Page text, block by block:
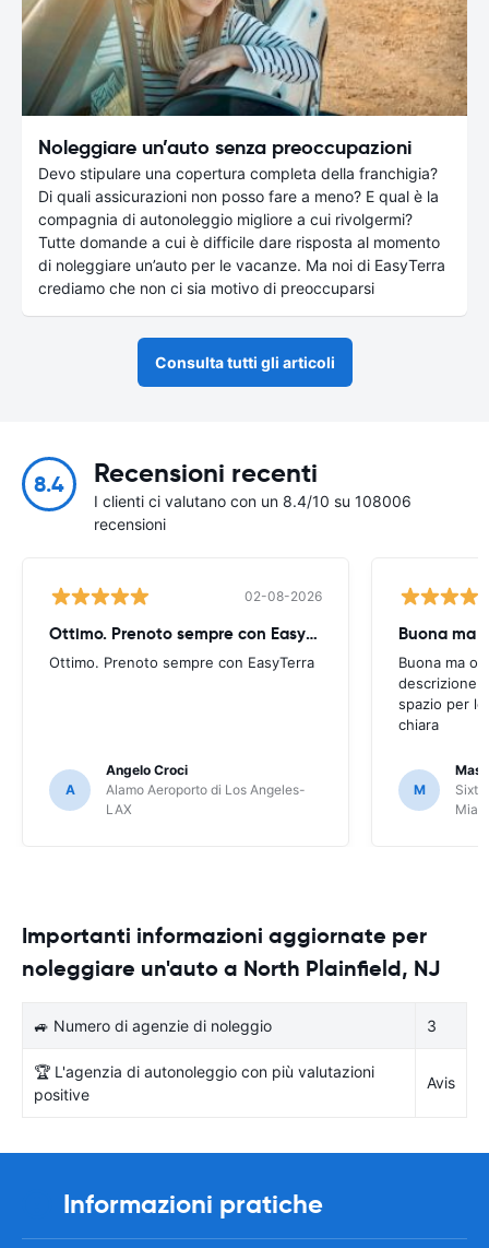
Noleggiare un’auto senza preoccupazioni
Devo stipulare una copertura completa della franchigia?
Di quali assicurazioni non posso fare a meno? E qual è la
compagnia di autonoleggio migliore a cui rivolgermi?
Tutte domande a cui è difficile dare risposta al momento
di noleggiare un’auto per le vacanze. Ma noi di EasyTerra
crediamo che non ci sia motivo di preoccuparsi
Consulta tutti gli articoli
8.4 Recensioni recenti
I clienti ci valutano con un 8.4/10 su 108006
recensioni
02-08-2026
Ottimo. Prenoto sempre con EasyTerra
Ottimo. Prenoto sempre con EasyTerra
A
Angelo Croci
Alamo Aeroporto di Los Angeles-
LAX
Buona ma
Buona ma
descrizione
spazio per
chiara
M
Sixt
Importanti informazioni aggiornate per
noleggiare un'auto a North Plainfield, NJ
🚙 Numero di agenzie di noleggio 3
🏆 L'agenzia di autonoleggio con più valutazioni
positive
Avis
Informazioni pratiche